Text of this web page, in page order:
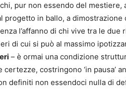
chi, pur non essendo del mestiere,
progetto in ballo, a dimostrazione
l’affanno di chi vive tra le
di cui si può al massimo
– è ormai una condizione
certezze, costringono ‘in pausa’
definiti non essendoci nulla di